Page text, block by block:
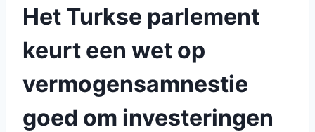
Het Turkse parlement
keurt een wet op
vermogensamnestie
goed om investeringen